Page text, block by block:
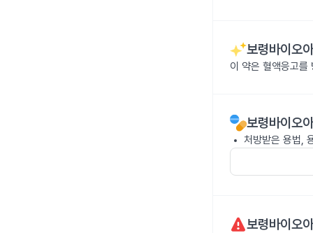
보령바이오
이 약은 혈액응고를
보령바이오
처방받은 용법,
보령바이오